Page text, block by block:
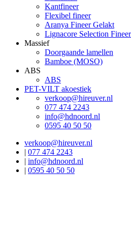
Kantfineer
Flexibel fineer
Aranya Fineer Gelakt
Lignacore Selection
Massief
Doorgaande lamellen
Bamboe (MOSO)
ABS
ABS
PET-VILT akoestiek
verkoop@hireuver.nl
077 474 2243
info@hdnoord.nl
0595 40 50 50
verkoop@hireuver.nl
| 077 474 2243
| info@hdnoord.nl
| 0595 40 50 50